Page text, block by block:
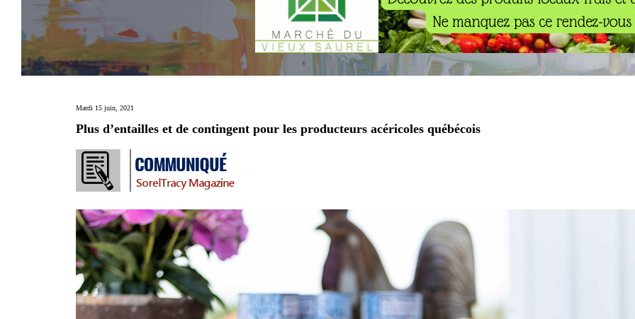
Mardi 15 juin, 2021
Plus d’entailles et de contingent pour les producteurs acéricoles québécois